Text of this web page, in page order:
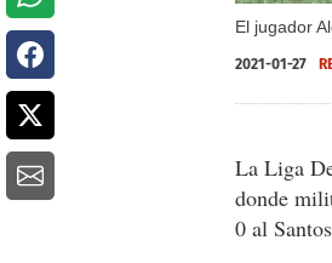
El jugador
2021-01-27
La Liga
donde
0 al